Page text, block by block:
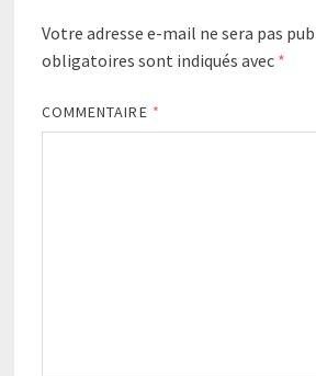
Votre adresse e-mail ne sera pas
obligatoires sont indiqués avec *
COMMENTAIRE *